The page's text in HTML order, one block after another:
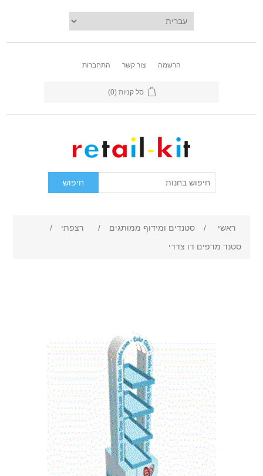
הרשמה צור קשר התחברות
סל קניות (0)
ראשי / סטנדים ומידוף ממותגים / רצפתי
/
סטנד מדפים דו צדדי